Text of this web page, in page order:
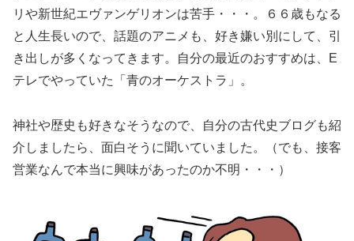
リや新世紀エヴァンゲリオンは苦手・・・。６６歳もなる
と人生長いので、話題のアニメも、好き嫌い別にして、引
き出しが多くなってきます。自分の最近のおすすめは、E
テレでやっていた「青のオーケストラ」。
神社や歴史も好きなそうなので、自分の古代史ブログも紹
介しましたら、面白そうに聞いていました。（でも、接客
営業なんで本当に興味があったのか不明・・・）